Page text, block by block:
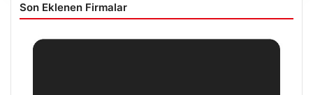
Son Eklenen Firmalar